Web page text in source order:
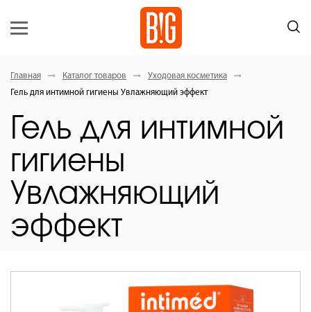
Главная Каталог товаров
Уходовая косметика
Гель для интимной гигиены Увлажняющий эффект
Гель для интимной
гигиены
Увлажняющий
эффект